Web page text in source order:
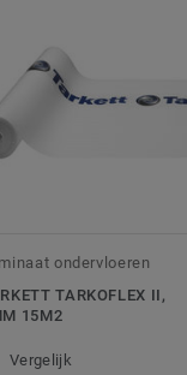
ondervloeren
TARKOFLEX II,
15M2
Vergelijk